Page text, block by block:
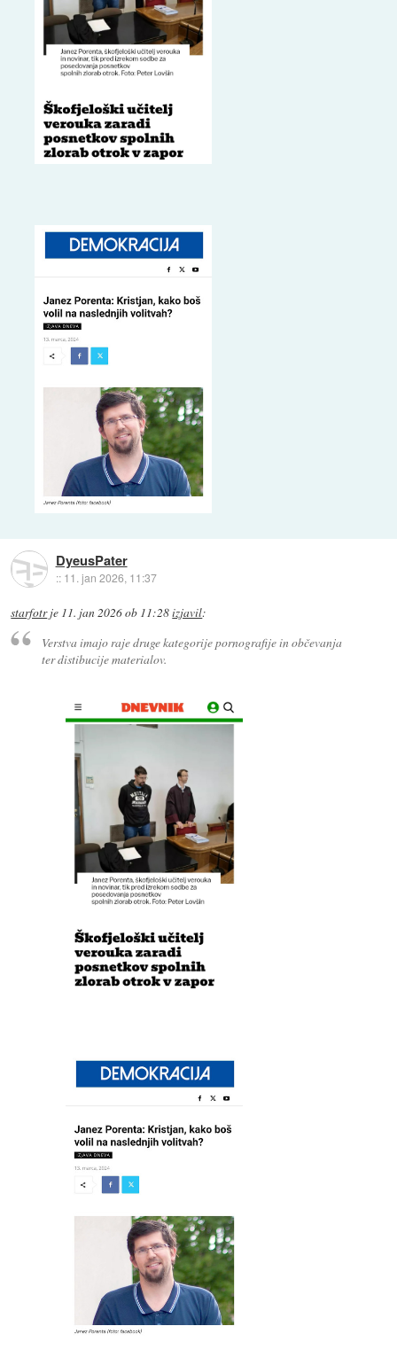
DyeusPater
:: 11. jan 2026, 11:37
starfotrje 11. jan 2026 ob 11:28izjavil:
Verstva imajo raje druge kategorije pornografije in občevanja
ter distibucije materialov.